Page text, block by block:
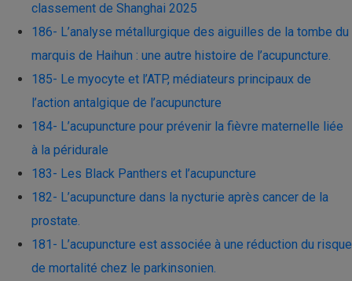
classement de Shanghai 2025
186- L’analyse métallurgique des aiguilles de la tombe du
marquis de Haihun : une autre histoire de l’acupuncture.
185- Le myocyte et l’ATP, médiateurs principaux de
l’action antalgique de l’acupuncture
184- L’acupuncture pour prévenir la fièvre maternelle liée
à la péridurale
183- Les Black Panthers et l’acupuncture
182- L’acupuncture dans la nycturie après cancer de la
prostate.
181- L’acupuncture est associée à une réduction du risque
de mortalité chez le parkinsonien.